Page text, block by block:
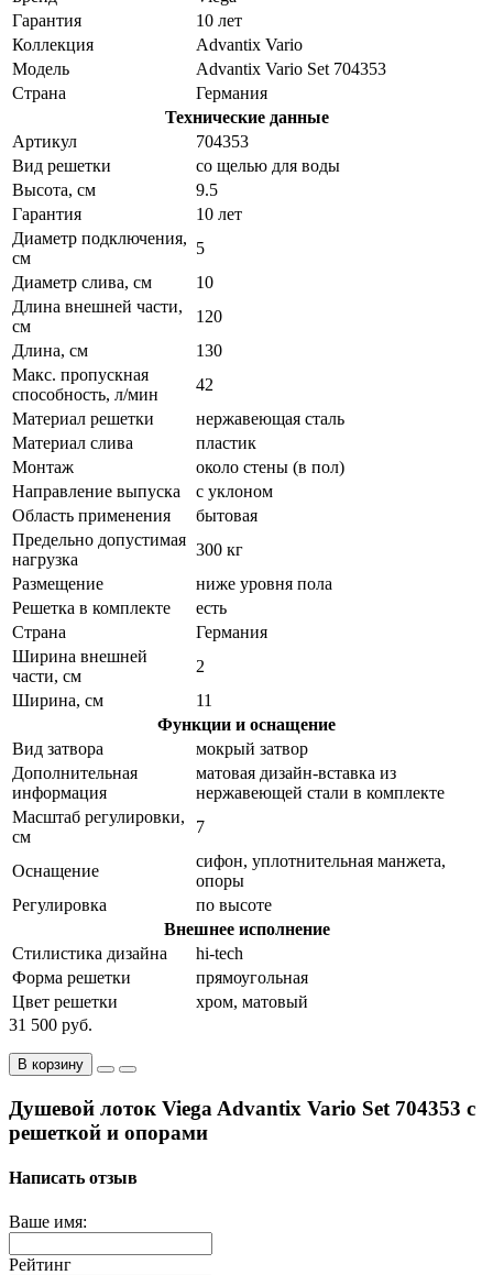
Гарантия
10 лет
Коллекция
Advantix Vario
Модель
Advantix Vario Set 704353
Страна
Германия
Технические данные
Артикул
704353
Вид решетки
со щелью для воды
Высота, см
9.5
Гарантия
10 лет
Диаметр подключения,
см
5
Диаметр слива, см
10
Длина внешней части,
см
120
Длина, см
130
Макс. пропускная
способность, л/мин
42
Материал решетки
нержавеющая сталь
Материал слива
пластик
Монтаж
около стены (в пол)
Направление выпуска
с уклоном
Область применения
бытовая
Предельно допустимая
нагрузка
300 кг
Размещение
ниже уровня пола
Решетка в комплекте
есть
Страна
Германия
Ширина внешней
части, см
2
Ширина, см
11
Функции и оснащение
Вид затвора
мокрый затвор
Дополнительная
информация
матовая дизайн-вставка из
нержавеющей стали в комплекте
Масштаб регулировки,
см
7
Оснащение
сифон, уплотнительная манжета,
опоры
Регулировка
по высоте
Внешнее исполнение
Стилистика дизайна
hi-tech
Форма решетки
прямоугольная
Цвет решетки
хром, матовый
31 500 руб.
В корзину
Душевой лоток Viega Advantix Vario Set 704353 с
решеткой и опорами
Написать отзыв
Ваше имя:
Рейтинг